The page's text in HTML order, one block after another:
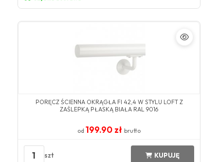
​PORĘCZ ŚCIENNA OKRĄGŁA FI 42,4 W STYLU LOFT Z
ZAŚLEPKĄ PŁASKĄ BIAŁA ​RAL 9016​
od 199.90 zł brutto
1 szt KUPUJĘ